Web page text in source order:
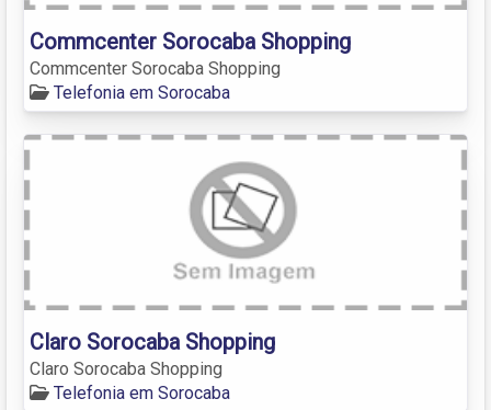
Commcenter Sorocaba Shopping
Commcenter Sorocaba Shopping
Telefonia em Sorocaba
Claro Sorocaba Shopping
Claro Sorocaba Shopping
Telefonia em Sorocaba